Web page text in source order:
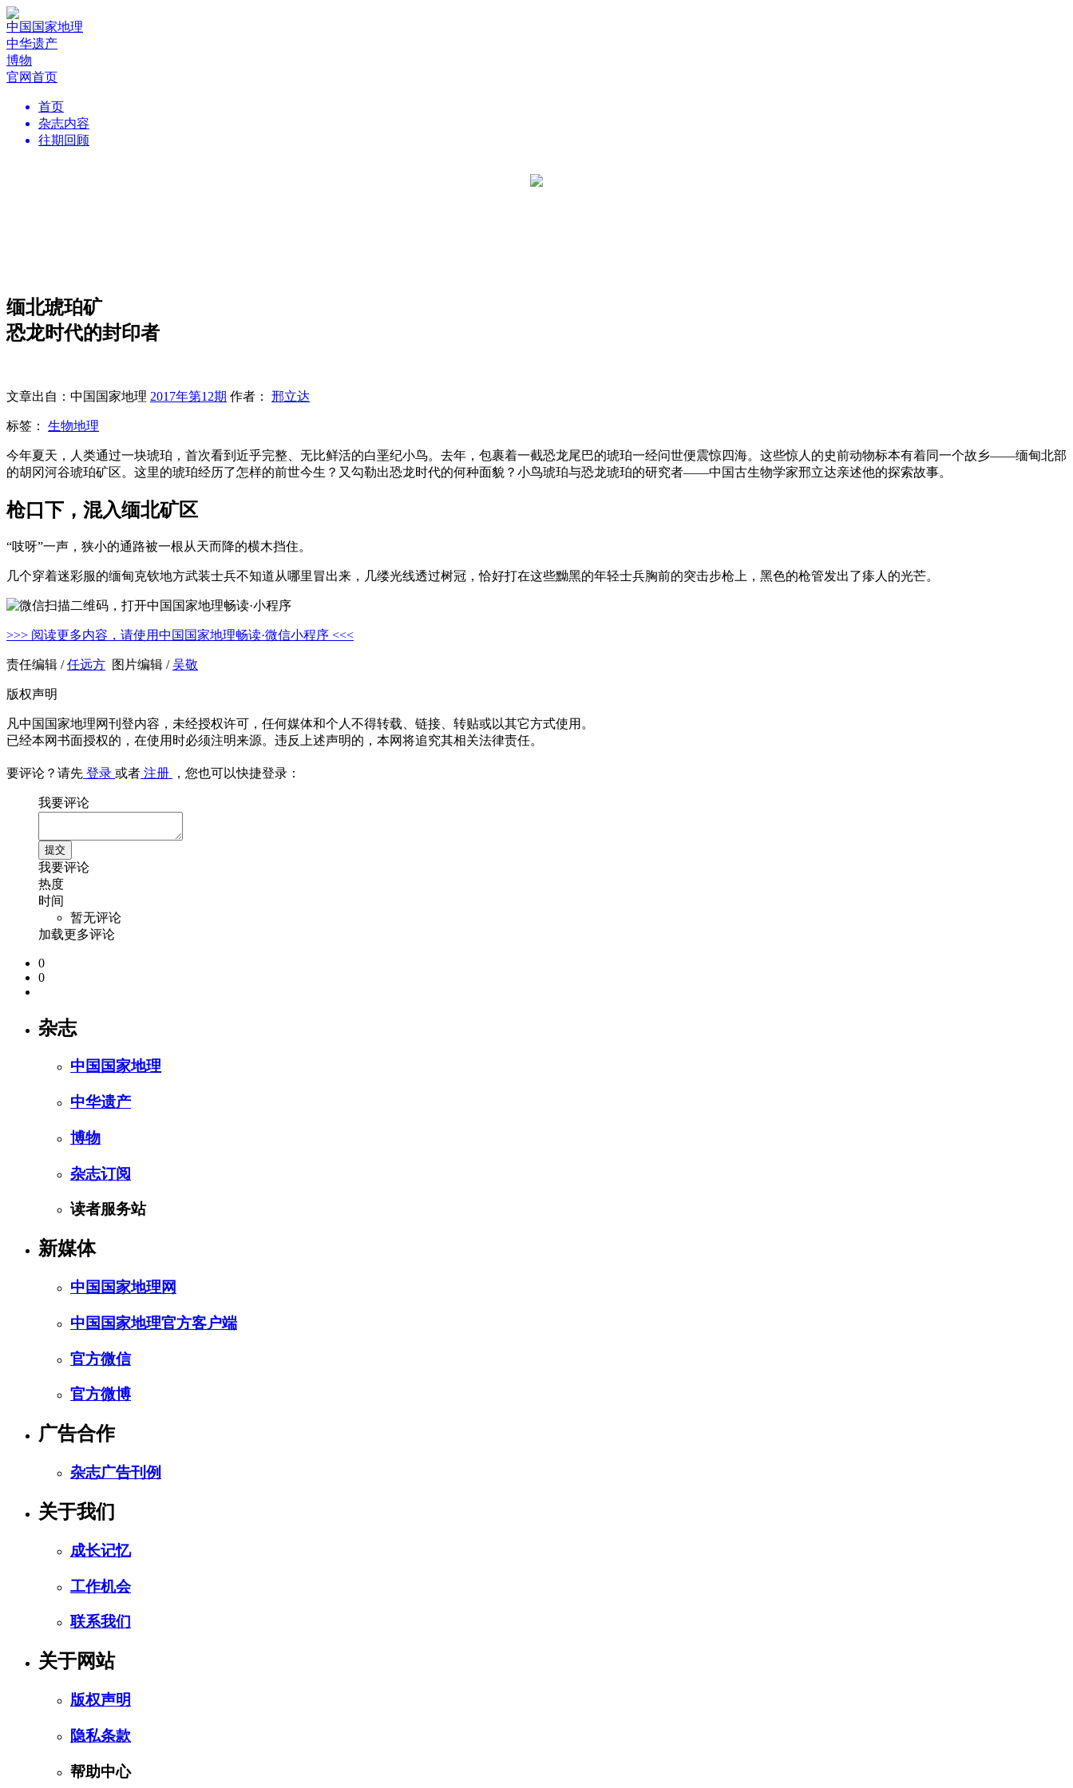
中国国家地理
中华遗产
博物
官网首页
首页
杂志内容
往期回顾
缅北琥珀矿
恐龙时代的封印者
文章出自：中国国家地理 2017年第12期 作者： 邢立达
标签： 生物地理
今年夏天，人类通过一块琥珀，首次看到近乎完整、无比鲜活的白垩纪小鸟。去年，包裹着一截恐龙尾巴的琥珀一经问世便震惊四海。这些惊人的史前动物标本有着同一个故乡——缅甸北部
的胡冈河谷琥珀矿区。这里的琥珀经历了怎样的前世今生？又勾勒出恐龙时代的何种面貌？小鸟琥珀与恐龙琥珀的研究者——中国古生物学家邢立达亲述他的探索故事。
枪口下，混入缅北矿区
“吱呀”一声，狭小的通路被一根从天而降的横木挡住。
几个穿着迷彩服的缅甸克钦地方武装士兵不知道从哪里冒出来，几缕光线透过树冠，恰好打在这些黝黑的年轻士兵胸前的突击步枪上，黑色的枪管发出了瘆人的光芒。
>>> 阅读更多内容，请使用中国国家地理畅读·微信小程序 <<<
责任编辑 /任远方 图片编辑 /吴敬
版权声明
凡中国国家地理网刊登内容，未经授权许可，任何媒体和个人不得转载、链接、转贴或以其它方式使用。
已经本网书面授权的，在使用时必须注明来源。违反上述声明的，本网将追究其相关法律责任。
要评论？请先 登录 或者 注册 ，您也可以快捷登录：
我要评论
我要评论
热度
时间
暂无评论
加载更多评论
0
0
杂志
中国国家地理
中华遗产
博物
杂志订阅
读者服务站
新媒体
中国国家地理网
中国国家地理官方客户端
官方微信
官方微博
广告合作
杂志广告刊例
关于我们
成长记忆
工作机会
联系我们
关于网站
版权声明
隐私条款
帮助中心